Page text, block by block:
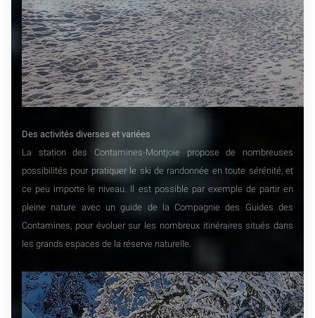
Des activités diverses et variées
La station des Contamines-Montjoie propose de nombreuses
possibilités pour pratiquer le ski de randonnée en toute sérénité, et
ce peu importe le niveau. Il est possible par exemple de partir en
pleine nature avec un guide de la Compagnie des Guides des
Contamines, pour évoluer sur les nombreux itinéraires situés dans
les grands espaces de la réserve naturelle.